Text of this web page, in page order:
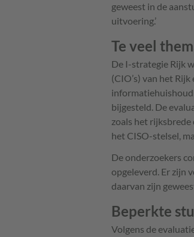
geweest in de
uitvoering.’
Te veel
De I-strategie Rijk
(CIO’s) van het
bijgesteld. De
zoals het
het CISO-stelsel,
De onderzoekers
opgeleverd. Er zijn
daarvan zijn
Beperkte
Volgens de